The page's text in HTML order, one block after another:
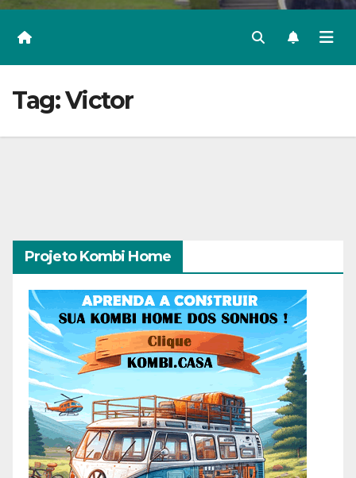
Tag:Victor
Projeto Kombi Home